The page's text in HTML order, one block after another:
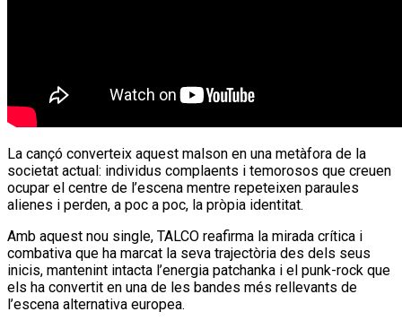
La cançó converteix aquest malson en una metàfora de la
societat actual: individus complaents i temorosos que creuen
ocupar el centre de l’escena mentre repeteixen paraules
alienes i perden, a poc a poc, la pròpia identitat.
Amb aquest nou single, TALCO reafirma la mirada crítica i
combativa que ha marcat la seva trajectòria des dels seus
inicis, mantenint intacta l’energia patchanka i el punk-rock que
els ha convertit en una de les bandes més rellevants de
l’escena alternativa europea.